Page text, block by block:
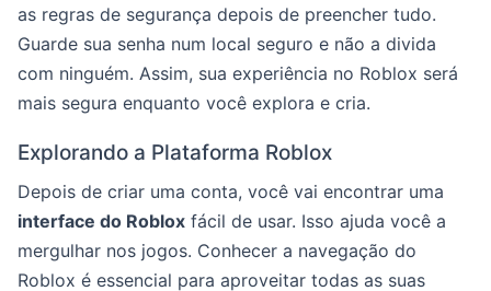
as regras de segurança depois de preencher tudo.
Guarde sua senha num local seguro e não a divida
com ninguém. Assim, sua experiência no Roblox será
mais segura enquanto você explora e cria.
Explorando a Plataforma Roblox
Depois de criar uma conta, você vai encontrar uma
interface do Roblox fácil de usar. Isso ajuda você a
mergulhar nos jogos. Conhecer a navegação do
Roblox é essencial para aproveitar todas as suas